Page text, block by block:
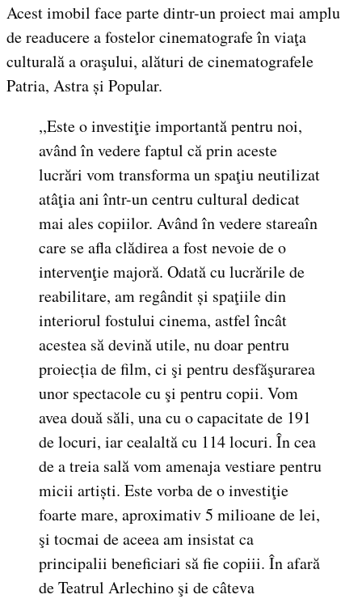
Acest imobil face parte dintr-un proiect mai amplu
de readucere a fostelor cinematografe în viaţa
culturală a oraşului, alături de cinematografele
Patria, Astra și Popular.
,,Este o investiţie importantă pentru noi,
având în vedere faptul că prin aceste
lucrări vom transforma un spaţiu neutilizat
atâţia ani într-un centru cultural dedicat
mai ales copiilor. Având în vedere stareaîn
care se afla clădirea a fost nevoie de o
intervenţie majoră. Odată cu lucrările de
reabilitare, am regândit și spaţiile din
interiorul fostului cinema, astfel încât
acestea să devină utile, nu doar pentru
proiecția de film, ci şi pentru desfăşurarea
unor spectacole cu şi pentru copii. Vom
avea două săli, una cu o capacitate de 191
de locuri, iar cealaltă cu 114 locuri. În cea
de a treia sală vom amenaja vestiare pentru
micii artiști. Este vorba de o investiţie
foarte mare, aproximativ 5 milioane de lei,
şi tocmai de aceea am insistat ca
principalii beneficiari să fie copiii. În afară
de Teatrul Arlechino şi de câteva